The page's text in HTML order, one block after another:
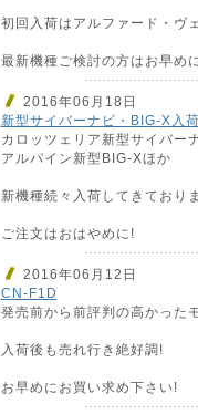
初回入荷はアルファード・ヴ
最新機種ご検討の方はお早め
2016年06月18日
新型サイバーナビ・BIG-X入
カロッツェリア新型サイバー
アルパイン新型BIG-Xほか
新機種続々入荷してきており
ご注文はおはやめに!
2016年06月12日
CN-F1D
発売前から前評判の高かった
入荷後も売れ行き絶好調!
お早めにお買い求め下さい!